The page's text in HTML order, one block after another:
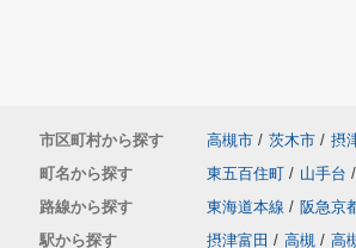
市区町村から探す 高槻市 / 茨木市 / 摂
町名から探す
東五百住町 / 山手台 /
路線から探す
東海道本線 / 阪急京
駅から探す
摂津富田 / 高槻 / 高